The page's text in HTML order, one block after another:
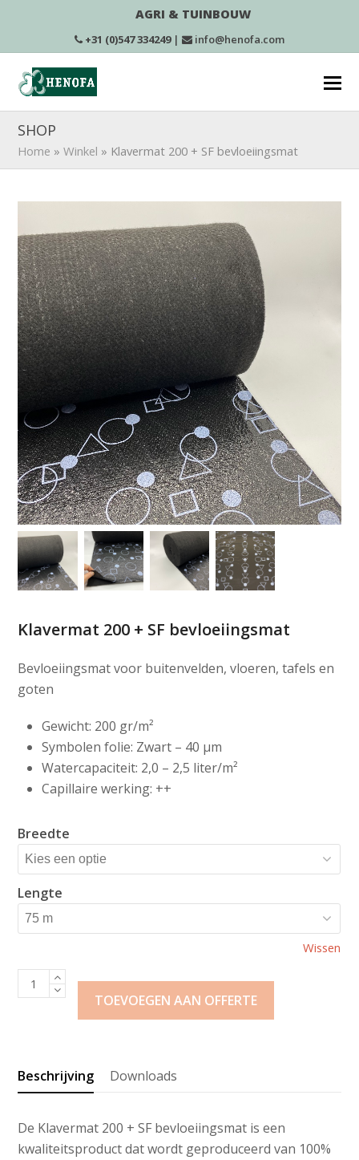
AGRI & TUINBOUW
+31 (0)547 334249| info@henofa.com
SHOP
Home »Winkel » Klavermat 200 + SF bevloeiingsmat
Klavermat 200 + SF bevloeiingsmat
Bevloeiingsmat voor buitenvelden, vloeren, tafels en
goten
Gewicht: 200 gr/m²
Symbolen folie: Zwart – 40 μm
Watercapaciteit: 2,0 – 2,5 liter/m²
Capillaire werking: ++
Breedte
Lengte
Wissen
Klavermat
200
aantal
TOEVOEGEN AAN OFFERTE
Beschrijving Downloads
De Klavermat 200 + SF bevloeiingsmat is een
kwaliteitsproduct dat wordt geproduceerd van 100%